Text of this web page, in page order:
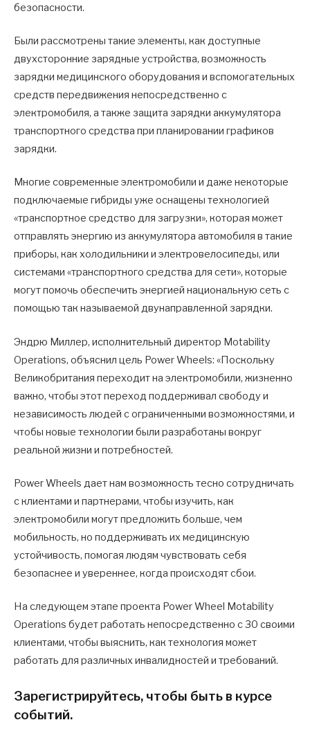
безопасности.
Были рассмотрены такие элементы, как доступные
двухсторонние зарядные устройства, возможность
зарядки медицинского оборудования и вспомогательных
средств передвижения непосредственно с
электромобиля, а также защита зарядки аккумулятора
транспортного средства при планировании графиков
зарядки.
Многие современные электромобили и даже некоторые
подключаемые гибриды уже оснащены технологией
«транспортное средство для загрузки», которая может
отправлять энергию из аккумулятора автомобиля в такие
приборы, как холодильники и электровелосипеды, или
системами «транспортного средства для сети», которые
могут помочь обеспечить энергией национальную сеть с
помощью так называемой двунаправленной зарядки.
Эндрю Миллер, исполнительный директор Motability
Operations, объяснил цель Power Wheels: «Поскольку
Великобритания переходит на электромобили, жизненно
важно, чтобы этот переход поддерживал свободу и
независимость людей с ограниченными возможностями, и
чтобы новые технологии были разработаны вокруг
реальной жизни и потребностей.
Power Wheels дает нам возможность тесно сотрудничать
с клиентами и партнерами, чтобы изучить, как
электромобили могут предложить больше, чем
мобильность, но поддерживать их медицинскую
устойчивость, помогая людям чувствовать себя
безопаснее и увереннее, когда происходят сбои.
На следующем этапе проекта Power Wheel Motability
Operations будет работать непосредственно с 30 своими
клиентами, чтобы выяснить, как технология может
работать для различных инвалидностей и требований.
Зарегистрируйтесь, чтобы быть в курсе
событий.